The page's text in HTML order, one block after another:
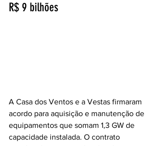
R$ 9 bilhões
A Casa dos Ventos e a Vestas firmaram
acordo para aquisição e manutenção de
equipamentos que somam 1,3 GW de
capacidade instalada. O contrato